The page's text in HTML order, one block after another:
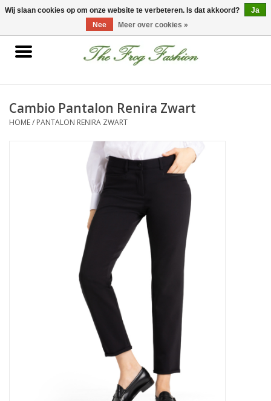
0 Artikelen - €0,00
Home
Nieuwe collectie
Cambio Pantalon Renira Zwart
HOME/ PANTALON RENIRA ZWART
Wij slaan cookies op om onze website te verbeteren. Is dat akkoord?
Ja
Nee
Meer over cookies »